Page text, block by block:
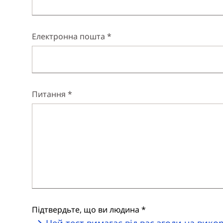
Електронна пошта *
Питання *
Підтвердьте, що ви людина *